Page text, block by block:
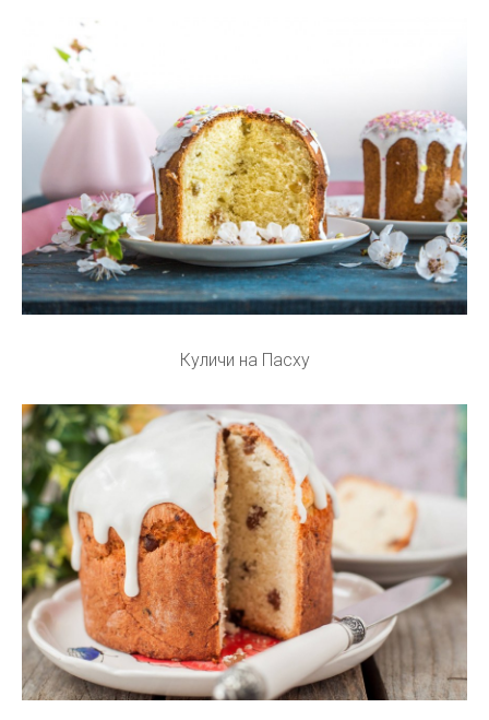
Куличи на Пасху